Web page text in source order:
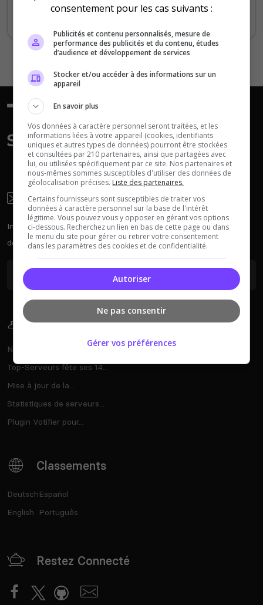
Dune Awakening Empyrion
Squad
Neverwinter
Nights
Myth of Empires Enshrouded
Voir tous les
lien discord valide ou un lien pour rejoindre
le serveur, en attente de réponse, merci ^^.
Newsletter
Inscrivez-vous à la newsletter pour recevoir chaque semaine
des actus sur les serveurs.
Sur Le Blog
Notre deuxième maj...
Top-Serveurs fête ses 14...
Mise à jour de la...
Statistiques de serveurs...
Plugin Votifier pour...
Classements
Deutsch
English
Español
Português
Restez Connecté
consentement pour les cas suivants :
Publicités et contenu personnalisés, mesure de
performance des publicités et du contenu, études
d’audience et développement de services
Stocker et/ou accéder à des informations sur un
appareil
En savoir plus
Vos données à caractère personnel seront traitées, et les
informations liées à votre appareil (cookies, identifiants
uniques et autres types de données) pourront être stockées
et consultées par 210 partenaires, ainsi que partagées avec
lui, ou utilisées spécifiquement par ce site. Nos partenaires et
nous-mêmes sommes susceptibles d'utiliser des données de
géolocalisation précises. Liste des partenaires.
Certains fournisseurs sont susceptibles de traiter vos
données à caractère personnel sur la base de l'intérêt
légitime. Vous pouvez vous y opposer en gérant vos options
ci-dessous. Recherchez un lien en bas de cette page ou dans
le menu du site pour gérer ou retirer votre consentement
dans les paramètres des cookies et de confidentialité.
Autoriser
Ne pas consentir
Gérer vos préférences